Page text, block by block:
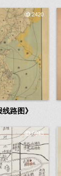
2420
路图》
6943